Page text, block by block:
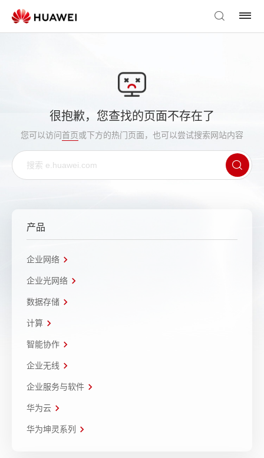
很抱歉，您查找的页面不存在了
您可以访问首页或下方的热门页面，也可以尝试搜索网站内容
产品
企业网络
企业光网络
数据存储
计算
智能协作
企业无线
企业服务与软件
华为云
华为坤灵系列